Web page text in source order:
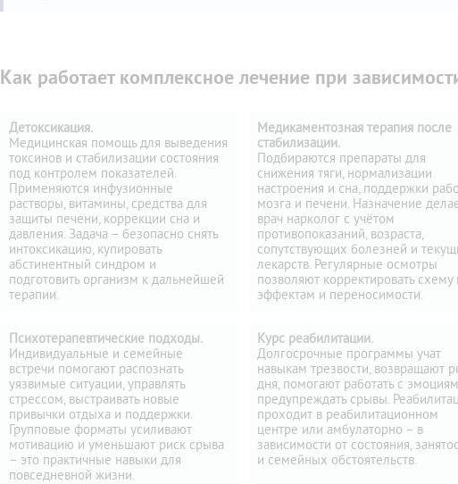
Как работает комплексное лечение при
Детоксикация.
Медицинская помощь для выведения
токсинов и стабилизации состояния
под контролем показателей.
Применяются инфузионные
растворы, витамины, средства для
защиты печени, коррекции сна и
давления. Задача – безопасно снять
интоксикацию, купировать
абстинентный синдром и
подготовить организм к дальнейшей
терапии.
Медикаментозная терапия после
стабилизации.
Подбираются препараты для
снижения тяги, нормализации
настроения и сна, поддержки
мозга и печени. Назначение
врач нарколог с учётом
противопоказаний, возраста,
сопутствующих болезней и
лекарств. Регулярные осмотры
позволяют корректировать схему
эффектам и переносимости.
Психотерапевтические подходы.
Индивидуальные и семейные
встречи помогают распознать
уязвимые ситуации, управлять
стрессом, выстраивать новые
привычки отдыха и поддержки.
Групповые форматы усиливают
мотивацию и уменьшают риск срыва
– это практичные навыки для
повседневной жизни.
Курс реабилитации.
Долгосрочные программы учат
навыкам трезвости, возвращают
дня, помогают работать с
предупреждать срывы.
проходит в реабилитационном
центре или амбулаторно – в
зависимости от состояния,
и семейных обстоятельств.